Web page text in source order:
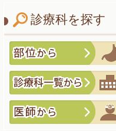
診療科を探す